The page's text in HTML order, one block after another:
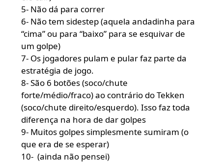
5- Não dá para correr
6- Não tem sidestep (aquela andadinha para
“cima” ou para “baixo” para se esquivar de
um golpe)
7- Os jogadores pulam e pular faz parte da
estratégia de jogo.
8- São 6 botões (soco/chute
forte/médio/fraco) ao contrário do Tekken
(soco/chute direito/esquerdo). Isso faz toda
diferença na hora de dar golpes
9- Muitos golpes simplesmente sumiram (o
que era de se esperar)
10- (ainda não pensei)